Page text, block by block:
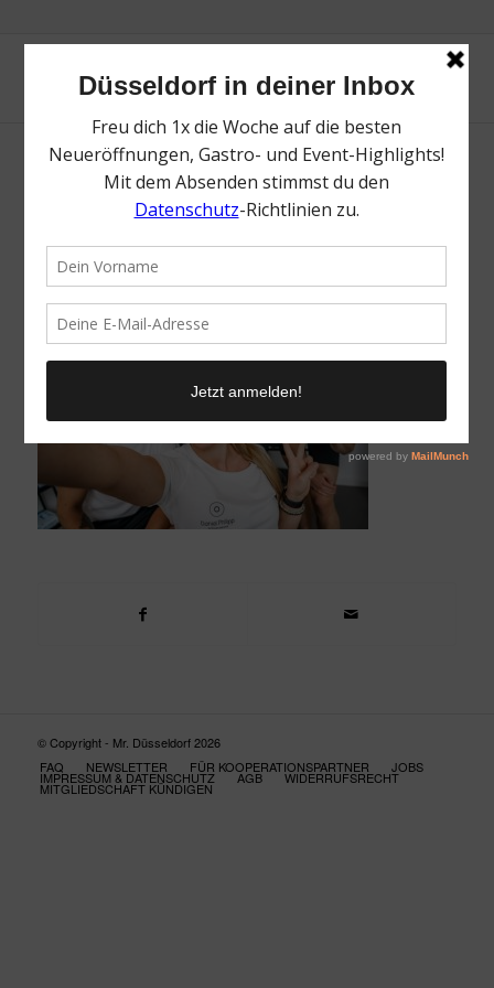
Daniel Philipp | Mr. Düsseldorf | Magazin |
© Copyright - Mr. Düsseldorf 2026
FAQ
NEWSLETTER FÜR KOOPERATIONSPARTNER JOBS
IMPRESSUM & DATENSCHUTZ AGB WIDERRUFSRECHT
MITGLIEDSCHAFT KÜNDIGEN